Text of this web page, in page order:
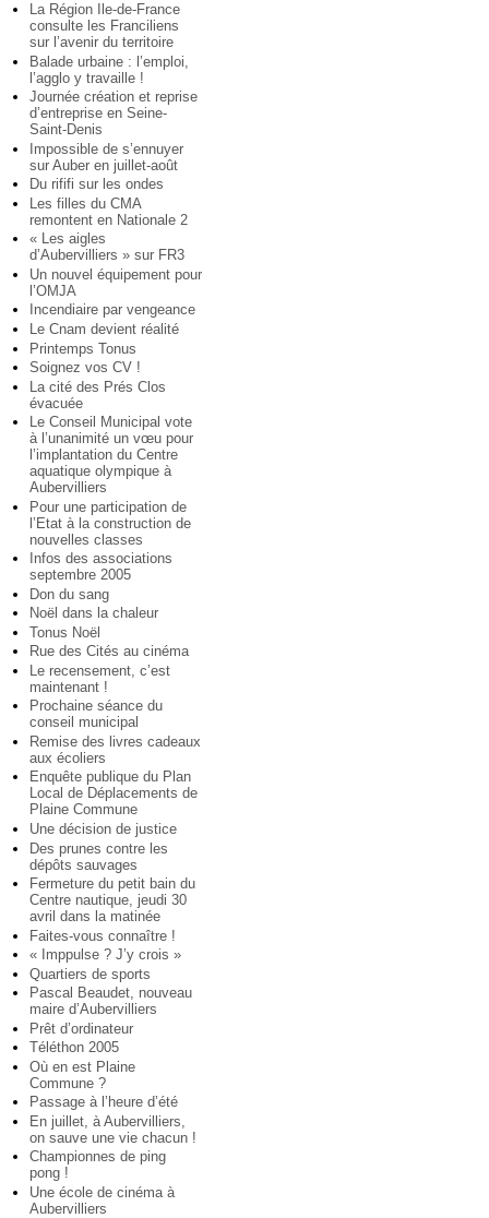
La Région Ile-de-France
consulte les Franciliens
sur l’avenir du territoire
Balade urbaine : l’emploi,
l’agglo y travaille !
Journée création et reprise
d’entreprise en Seine-
Saint-Denis
Impossible de s’ennuyer
sur Auber en juillet-août
Du rififi sur les ondes
Les filles du CMA
remontent en Nationale 2
« Les aigles
d’Aubervilliers » sur FR3
Un nouvel équipement pour
l’OMJA
Incendiaire par vengeance
Le Cnam devient réalité
Printemps Tonus
Soignez vos CV !
La cité des Prés Clos
évacuée
Le Conseil Municipal vote
à l’unanimité un vœu pour
l’implantation du Centre
aquatique olympique à
Aubervilliers
Pour une participation de
l’Etat à la construction de
nouvelles classes
Infos des associations
septembre 2005
Don du sang
Noël dans la chaleur
Tonus Noël
Rue des Cités au cinéma
Le recensement, c’est
maintenant !
Prochaine séance du
conseil municipal
Remise des livres cadeaux
aux écoliers
Enquête publique du Plan
Local de Déplacements de
Plaine Commune
Une décision de justice
Des prunes contre les
dépôts sauvages
Fermeture du petit bain du
Centre nautique, jeudi 30
avril dans la matinée
Faites-vous connaître !
« Imppulse ? J’y crois »
Quartiers de sports
Pascal Beaudet, nouveau
maire d’Aubervilliers
Prêt d’ordinateur
Téléthon 2005
Où en est Plaine
Commune ?
Passage à l’heure d’été
En juillet, à Aubervilliers,
on sauve une vie chacun !
Championnes de ping
pong !
Une école de cinéma à
Aubervilliers